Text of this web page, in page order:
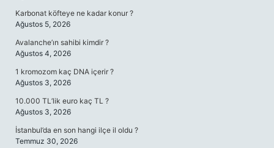
Karbonat köfteye ne kadar konur ?
Ağustos 5, 2026
Avalanche’ın sahibi kimdir ?
Ağustos 4, 2026
1 kromozom kaç DNA içerir ?
Ağustos 3, 2026
10.000 TL’lik euro kaç TL ?
Ağustos 3, 2026
İstanbul’da en son hangi ilçe il oldu ?
Temmuz 30, 2026